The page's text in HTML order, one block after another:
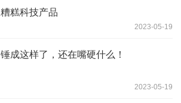
糟糕科技产品
2023-05-19
锤成这样了，还在嘴硬什么！
2023-05-19